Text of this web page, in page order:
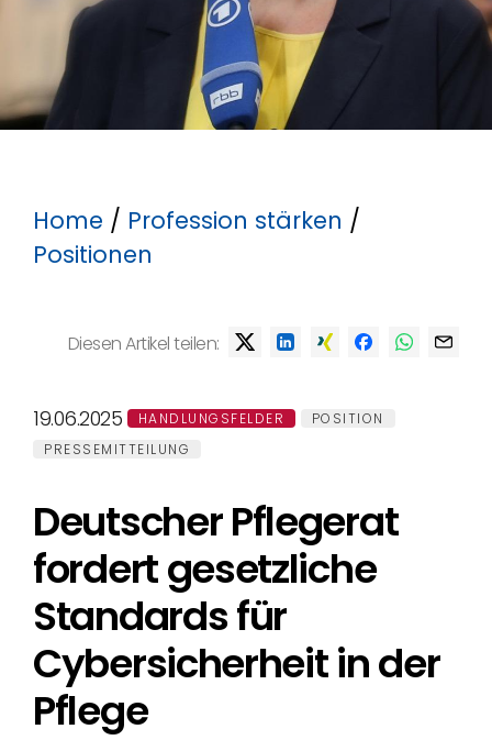
Home / Profession stärken /
Positionen
Diesen Artikel teilen:
19.06.2025 HANDLUNGSFELDER
POSITION
PRESSEMITTEILUNG
Deutscher Pflegerat
fordert gesetzliche
Standards für
Cybersicherheit in der
Pflege